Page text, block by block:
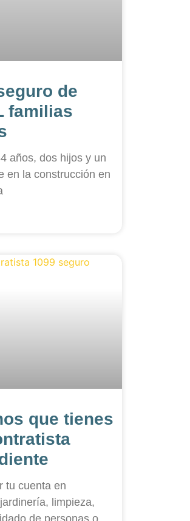
de
familias
años, dos hijos y un
en la construcción en
que tienes
tu cuenta en
limpieza,